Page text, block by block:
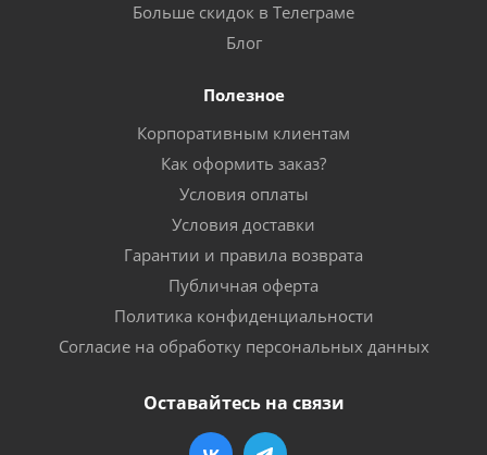
Больше скидок в Телеграме
Блог
Полезное
Корпоративным клиентам
Как оформить заказ?
Условия оплаты
Условия доставки
Гарантии и правила возврата
Публичная оферта
Политика конфиденциальности
Согласие на обработку персональных данных
Оставайтесь на связи